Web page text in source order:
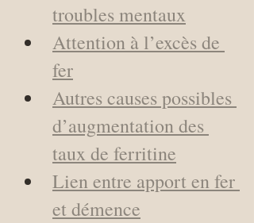
troubles mentaux
Attention à l’excès de
fer
Autres causes possibles
d’augmentation des
taux de ferritine
Lien entre apport en fer
et démence